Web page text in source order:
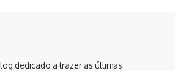
dedicado a trazer as últimas